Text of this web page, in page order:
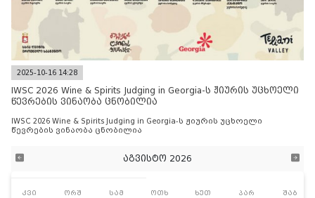
2025-10-16 14:28
IWSC 2026 Wine & Spirits Judging in Georgia-ს ჟიურის უცხოელი
წევრების ვინაობა ცნობილია
IWSC 2026 Wine & Spirits Judging in Georgia-ს ჟიურის უცხოელი
წევრების ვინაობა ცნობილია
აგვისტო 2026
კვი ორშ სამ ოთხ ხუთ პარ შაბ